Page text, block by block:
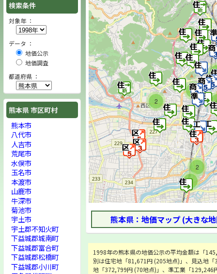
2
2
2
2
熊本県：地価マップ (大きな
1998年の熊本県の地価公示の平均金額は「
別は住宅地「81,671円 (205地点)」、見込地
地「372,799円 (70地点)」、準工業「129,246
検索条件
対象年 ：
データ ：
地価公示
地価調査
都道府県 ：
熊本県 市区町村
熊本市
八代市
人吉市
荒尾市
水俣市
玉名市
本渡市
山鹿市
牛深市
菊池市
宇土市
宇土郡不知火町
下益城郡城南町
下益城郡富合町
下益城郡松橋町
下益城郡小川町